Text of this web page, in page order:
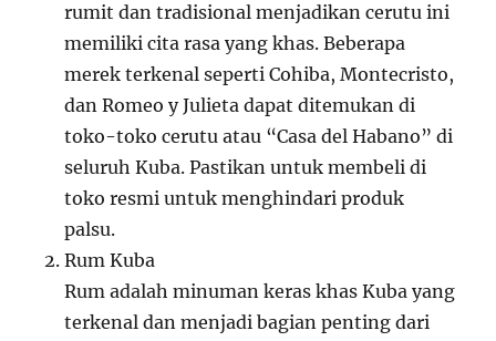
rumit dan tradisional menjadikan cerutu ini
memiliki cita rasa yang khas. Beberapa
merek terkenal seperti Cohiba, Montecristo,
dan Romeo y Julieta dapat ditemukan di
toko-toko cerutu atau “Casa del Habano” di
seluruh Kuba. Pastikan untuk membeli di
toko resmi untuk menghindari produk
palsu.
Rum Kuba
Rum adalah minuman keras khas Kuba yang
terkenal dan menjadi bagian penting dari